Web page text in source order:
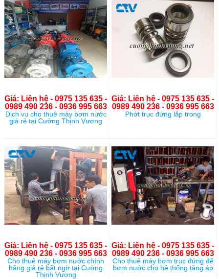
Giá: Liên hệ - 0975 135 635 -
0989 490 236 - 0936 995 663
Dịch vụ cho thuê máy bơm nước
giá rẻ tại Cường Thịnh Vương
Giá: Liên hệ - 0975 135 635 -
0989 490 236 - 0936 995 663
Phớt trục đứng lắp trong
Giá: Liên hệ - 0975 135 635 -
0989 490 236 - 0936 995 663
Cho thuê máy bơm nước chính
hãng giá rẻ bất ngờ tại Cường
Thịnh Vương
Giá: Liên hệ - 0975 135 635 -
0989 490 236 - 0936 995 663
Cho thuê máy bơm trục đứng để
bơm nước cho hệ thống tăng áp